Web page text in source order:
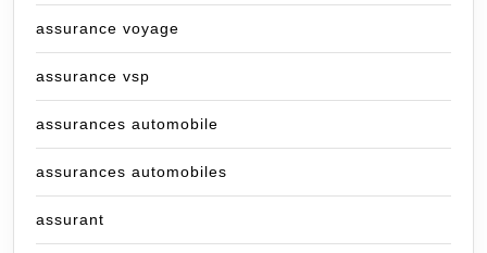
assurance voyage
assurance vsp
assurances automobile
assurances automobiles
assurant